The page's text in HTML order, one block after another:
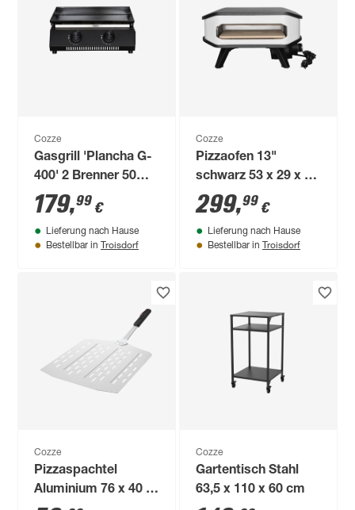
Cozze
Gasgrill 'Plancha G-
400' 2 Brenner 50
mbar
179,99 €
Lieferung nach Hause
Bestellbar in Troisdorf
Cozze
Pizzaofen 13"
schwarz 53 x 29 x 34
cm
299,99 €
Lieferung nach Hause
Bestellbar in Troisdorf
Cozze
Pizzaspachtel
Aluminium 76 x 40 x
Cozze
Gartentisch Stahl
63,5 x 110 x 60 cm